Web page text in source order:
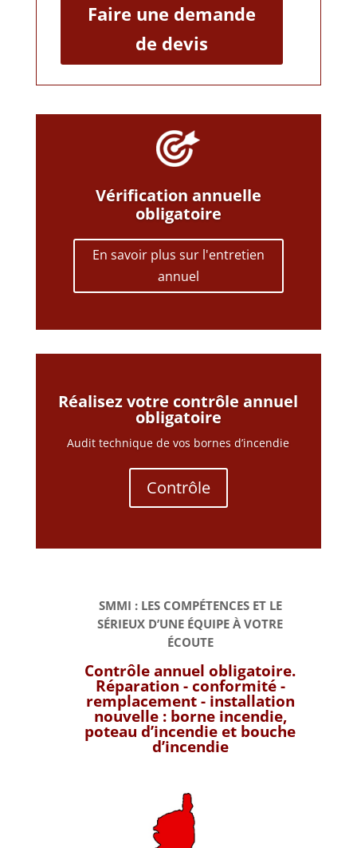
Faire une demande
de devis
Vérification annuelle
obligatoire
En savoir plus sur l'entretien
annuel
Réalisez votre contrôle annuel
obligatoire
Audit technique de vos bornes d’incendie
Contrôle
SMMI : LES COMPÉTENCES ET LE
SÉRIEUX D’UNE ÉQUIPE À VOTRE
ÉCOUTE
Contrôle annuel obligatoire.
Réparation - conformité -
remplacement - installation
nouvelle : borne incendie,
poteau d’incendie et bouche
d’incendie